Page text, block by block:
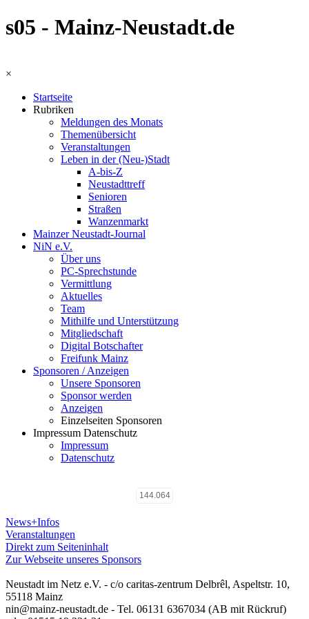
s05 - Mainz-Neustadt.de
×
Startseite
Rubriken
Meldungen des Monats
Themenübersicht
Veranstaltungen
Leben in der (Neu-)Stadt
A-bis-Z
Neustadttreff
Senioren
Straßen
Wanzenmarkt
Mainzer Neustadt-Journal
NiN e.V.
Über uns
PC-Sprechstunde
Vermittlung
Aktuelles
Team
Mithilfe und Unterstützung
Mitgliedschaft
Digital Botschafter
Freifunk Mainz
Sponsoren / Anzeigen
Unsere Sponsoren
Sponsor werden
Anzeigen
Einzelseiten Sponsoren
Impressum Datenschutz
Impressum
Datenschutz
144.064
News+Infos
Veranstaltungen
Direkt zum Seiteninhalt
Zur Webseite unseres Sponsors
Neustadt im Netz e.V. - c/o caritas-zentrum Delbrêl, Aspeltstr. 10,
55118 Mainz
nin@mainz-neustadt.de - Tel. 06131 6367034 (AB mit Rückruf)